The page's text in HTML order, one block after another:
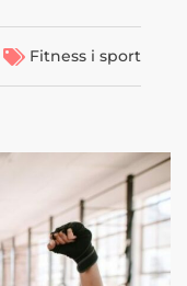
Fitness i sport